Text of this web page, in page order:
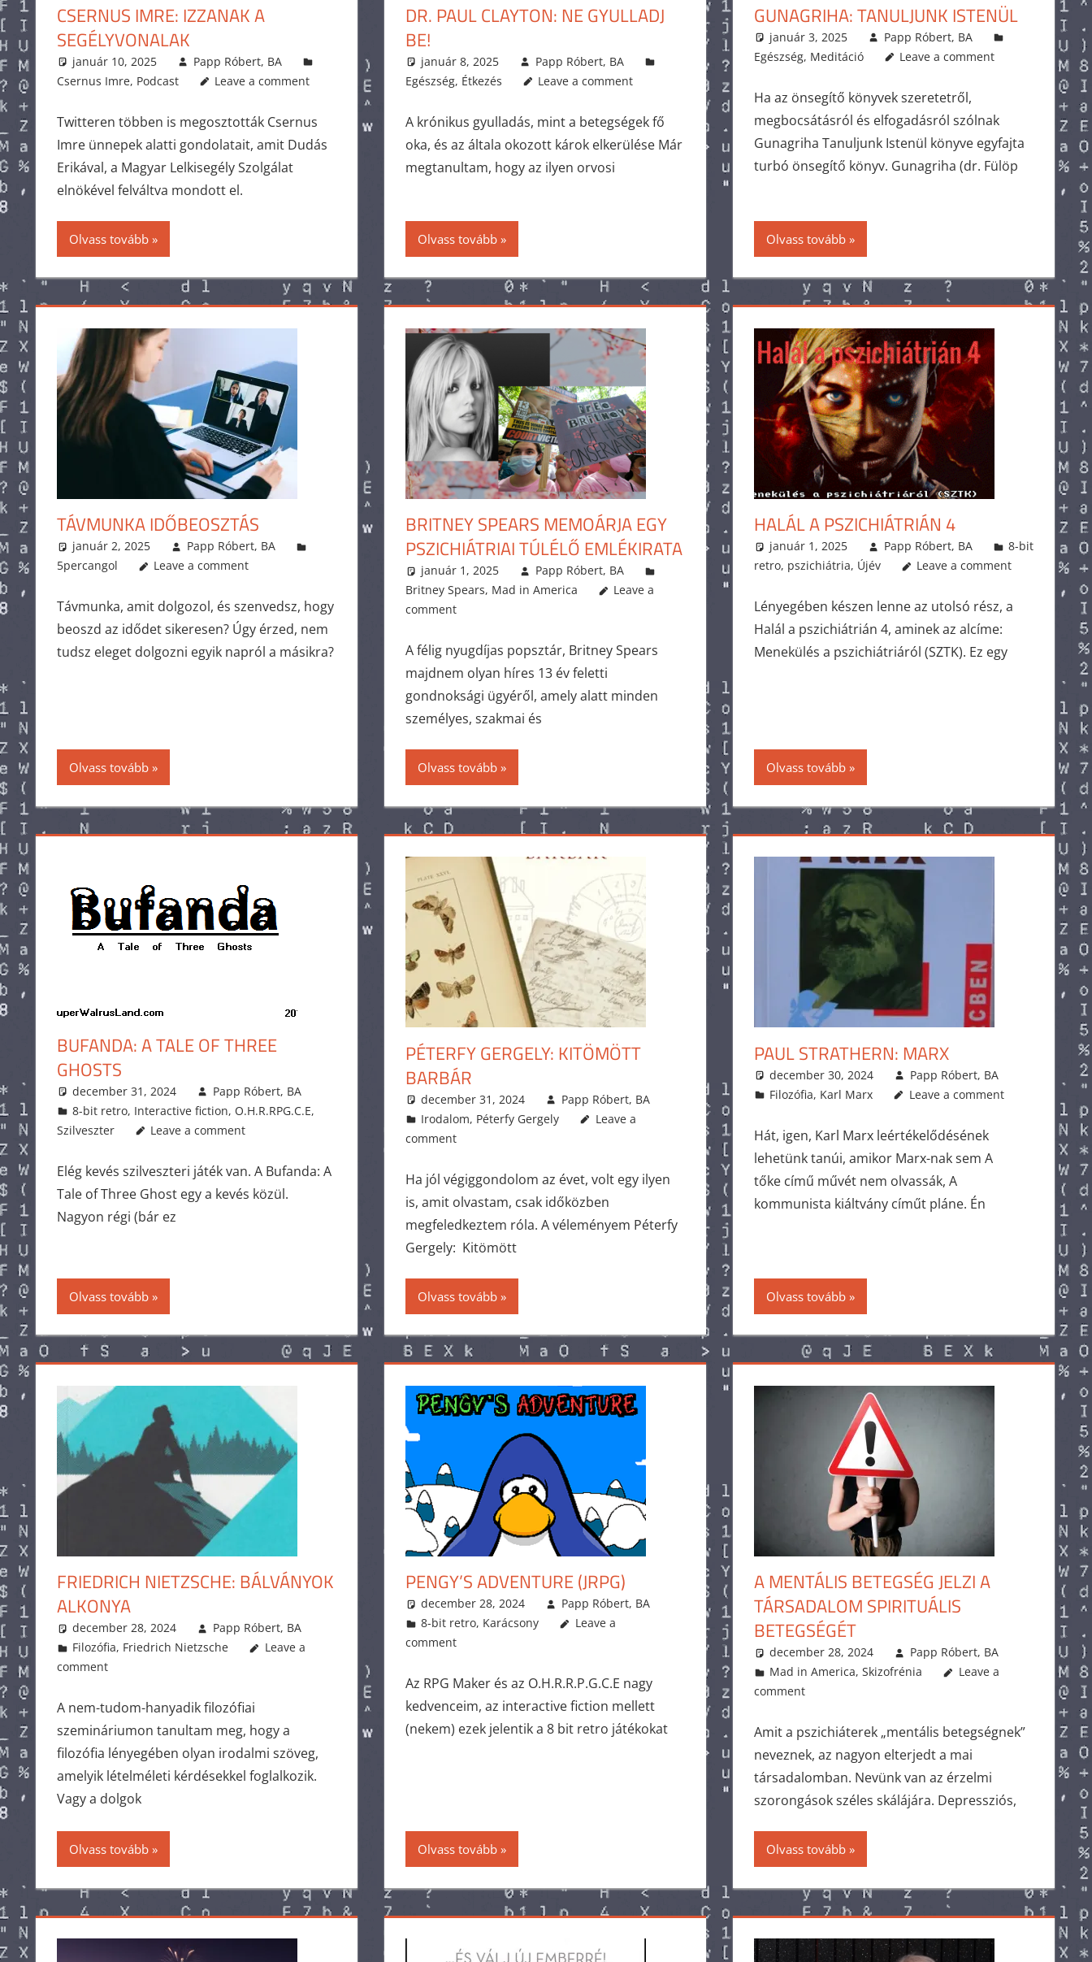
CSERNUS IMRE: IZZANAK A
SEGÉLYVONALAK
január 10, 2025
Papp Róbert, BA
Csernus Imre, Podcast Leave a comment
Twitteren többen is megosztották Csernus
Imre ünnepek alatti gondolatait, amit Dudás
Erikával, a Magyar Lelkisegély Szolgálat
elnökével felváltva mondott el.
Olvass tovább
DR. PAUL CLAYTON: NE GYULLADJ
BE!
január 8, 2025
Papp Róbert, BA
Egészség, Étkezés Leave a comment
A krónikus gyulladás, mint a betegségek fő
oka, és az általa okozott károk elkerülése Már
megtanultam, hogy az ilyen orvosi
Olvass tovább
GUNAGRIHA: TANULJUNK ISTENÜL
január 3, 2025
Papp Róbert, BA
Egészség, Meditáció Leave a comment
Ha az önsegítő könyvek szeretetről,
megbocsátásról és elfogadásról szólnak
Gunagriha Tanuljunk Istenül könyve egyfajta
turbó önsegítő könyv. Gunagriha (dr. Fülöp
Olvass tovább
TÁVMUNKA IDŐBEOSZTÁS
január 2, 2025
Papp Róbert, BA
5percangol
Leave a comment
Távmunka, amit dolgozol, és szenvedsz, hogy
beoszd az idődet sikeresen? Úgy érzed, nem
tudsz eleget dolgozni egyik napról a másikra?
Olvass tovább
BRITNEY SPEARS MEMOÁRJA EGY
PSZICHIÁTRIAI TÚLÉLŐ EMLÉKIRATA
január 1, 2025
Papp Róbert, BA
Britney Spears, Mad in America
Leave a
comment
A félig nyugdíjas popsztár, Britney Spears
majdnem olyan híres 13 év feletti
gondnoksági ügyéről, amely alatt minden
személyes, szakmai és
Olvass tovább
HALÁL A PSZICHIÁTRIÁN 4
január 1, 2025 Papp Róbert, BA
8-bit
retro, pszichiátria, Újév Leave a comment
Lényegében készen lenne az utolsó rész, a
Halál a pszichiátrián 4, aminek az alcíme:
Menekülés a pszichiátriáról (SZTK). Ez egy
Olvass tovább
BUFANDA: A TALE OF THREE
GHOSTS
december 31, 2024
Papp Róbert, BA
8-bit retro, Interactive fiction, O.H.R.RPG.C.E,
Szilveszter
Leave a comment
Elég kevés szilveszteri játék van. A Bufanda: A
Tale of Three Ghost egy a kevés közül.
Nagyon régi (bár ez
Olvass tovább
PÉTERFY GERGELY: KITÖMÖTT
BARBÁR
december 31, 2024
Papp Róbert, BA
Irodalom, Péterfy Gergely
Leave a
comment
Ha jól végiggondolom az évet, volt egy ilyen
is, amit olvastam, csak időközben
megfeledkeztem róla. A véleményem Péterfy
Gergely: Kitömött
Olvass tovább
PAUL STRATHERN: MARX
december 30, 2024
Papp Róbert, BA
Filozófia, Karl Marx Leave a comment
Hát, igen, Karl Marx leértékelődésének
lehetünk tanúi, amikor Marx-nak sem A
tőke című művét nem olvassák, A
kommunista kiáltvány címűt pláne. Én
Olvass tovább
FRIEDRICH NIETZSCHE: BÁLVÁNYOK
ALKONYA
december 28, 2024
Papp Róbert, BA
Filozófia, Friedrich Nietzsche
Leave a
comment
A nem-tudom-hanyadik filozófiai
szemináriumon tanultam meg, hogy a
filozófia lényegében olyan irodalmi szöveg,
amelyik lételméleti kérdésekkel foglalkozik.
Vagy a dolgok
Olvass tovább
PENGY’S ADVENTURE (JRPG)
december 28, 2024
Papp Róbert, BA
8-bit retro, Karácsony
Leave a
comment
Az RPG Maker és az O.H.R.R.P.G.C.E nagy
kedvenceim, az interactive fiction mellett
(nekem) ezek jelentik a 8 bit retro játékokat
Olvass tovább
A MENTÁLIS BETEGSÉG JELZI A
TÁRSADALOM SPIRITUÁLIS
BETEGSÉGÉT
december 28, 2024
Papp Róbert, BA
Mad in America,Skizofrénia
Leave a
comment
Amit a pszichiáterek „mentális betegségnek”
neveznek, az nagyon elterjedt a mai
társadalomban. Nevünk van az érzelmi
szorongások széles skálájára. Depressziós,
Olvass tovább